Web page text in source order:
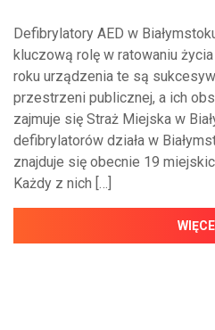
Defibrylatory AED w
kluczową rolę w ratowaniu
roku urządzenia te są
przestrzeni publicznej, a ich
zajmuje się Straż Miejska w
defibrylatorów działa w
znajduje się obecnie 19
Każdy z nich […]